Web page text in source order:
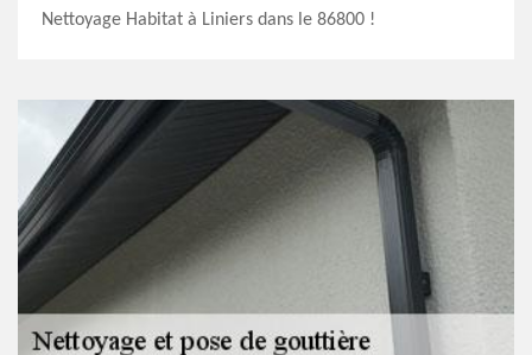
Nettoyage Habitat à Liniers dans le 86800 !